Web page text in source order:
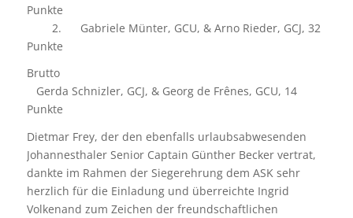
Punkte
2. Gabriele Münter, GCU, & Arno Rieder, GCJ, 32
Punkte
Brutto
Gerda Schnizler, GCJ, & Georg de Frênes, GCU, 14
Punkte
Dietmar Frey, der den ebenfalls urlaubsabwesenden
Johannesthaler Senior Captain Günther Becker vertrat,
dankte im Rahmen der Siegerehrung dem ASK sehr
herzlich für die Einladung und überreichte Ingrid
Volkenand zum Zeichen der freundschaftlichen